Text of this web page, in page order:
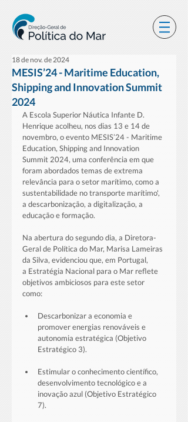
MESIS’24 - Maritime Education,
Shipping and Innovation Summit
2024
18 de nov. de 2024
A Escola Superior Náutica Infante D.
Henrique acolheu, nos dias 13 e 14 de
novembro, o evento MESIS’24 - Maritime
Education, Shipping and Innovation
Summit 2024, uma conferência em que
foram abordados temas de extrema
relevância para o setor marítimo, como a
sustentabilidade no transporte marítimo',
a descarbonização, a digitalização, a
educação e formação.
Na abertura do segundo dia, a Diretora-
Geral de Política do Mar, Marisa Lameiras
da Silva, evidenciou que, em Portugal,
a Estratégia Nacional para o Mar reflete
objetivos ambiciosos para este setor
como:
Descarbonizar a economia e
promover energias renováveis e
autonomia estratégica (Objetivo
Estratégico 3).
Estimular o conhecimento científico,
desenvolvimento tecnológico e a
inovação azul (Objetivo Estratégico
7).